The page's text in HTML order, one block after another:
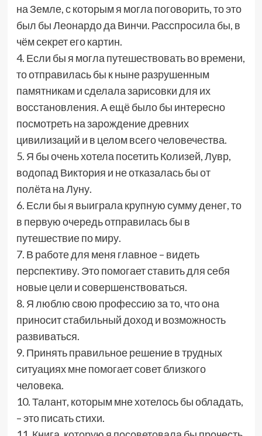
на Земле, с которым я могла поговорить, то это
был бы Леонардо да Винчи. Расспросила бы, в
чём секрет его картин.
4. Если бы я могла путешествовать во времени,
то отправилась бы к ныне разрушенным
памятникам и сделала зарисовки для их
восстановления. А ещё было бы интересно
посмотреть на зарождение древних
цивилизаций и в целом всего человечества.
5. Я бы очень хотела посетить Колизей, Лувр,
водопад Виктория и не отказалась бы от
полёта на Луну.
6. Если бы я выиграла крупную сумму денег, то
в первую очередь отправилась бы в
путешествие по миру.
7. В работе для меня главное – видеть
перспективу. Это помогает ставить для себя
новые цели и совершенствоваться.
8. Я люблю свою профессию за то, что она
приносит стабильный доход и возможность
развиваться.
9. Принять правильное решение в трудных
ситуациях мне помогает совет близкого
человека.
10. Талант, которым мне хотелось бы обладать,
– это писать стихи.